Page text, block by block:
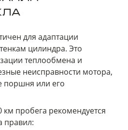
для адаптации
цилиндра. Это
теплообмена и
неисправности мотора,
поршня или его
пробега рекомендуется
правил: